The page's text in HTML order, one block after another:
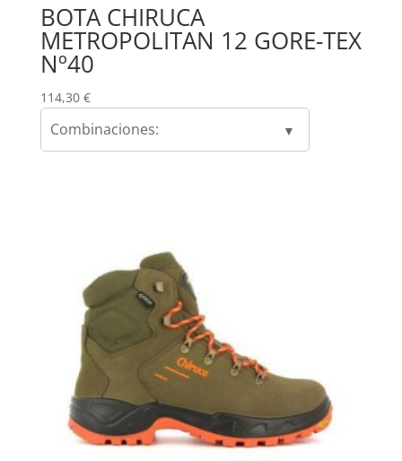
BOTA CHIRUCA
METROPOLITAN 12 GORE-TEX
Nº40
114,30 €
Combinaciones: